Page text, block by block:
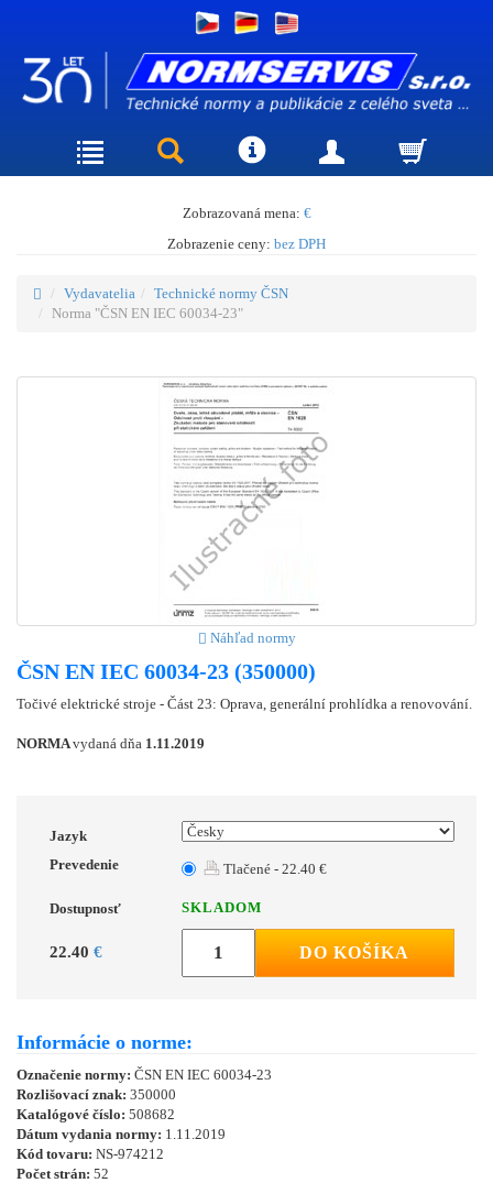
Zobrazovaná mena: €
Zobrazenie ceny: bez DPH
Vydavatelia
Technické normy ČSN
Norma "ČSN EN IEC 60034-23"
Náhľad normy
ČSN EN IEC 60034-23 (350000)
Točivé elektrické stroje - Část 23: Oprava, generální prohlídka a renovování.
NORMAvydaná dňa 1.11.2019
Jazyk
Prevedenie
Tlačené - 22.40 €
Dostupnosť SKLADOM
22.40 € DO KOŠÍKA
Informácie o norme:
Označenie normy: ČSN EN IEC 60034-23
Rozlišovací znak: 350000
Katalógové číslo: 508682
Dátum vydania normy: 1.11.2019
Kód tovaru: NS-974212
Počet strán: 52